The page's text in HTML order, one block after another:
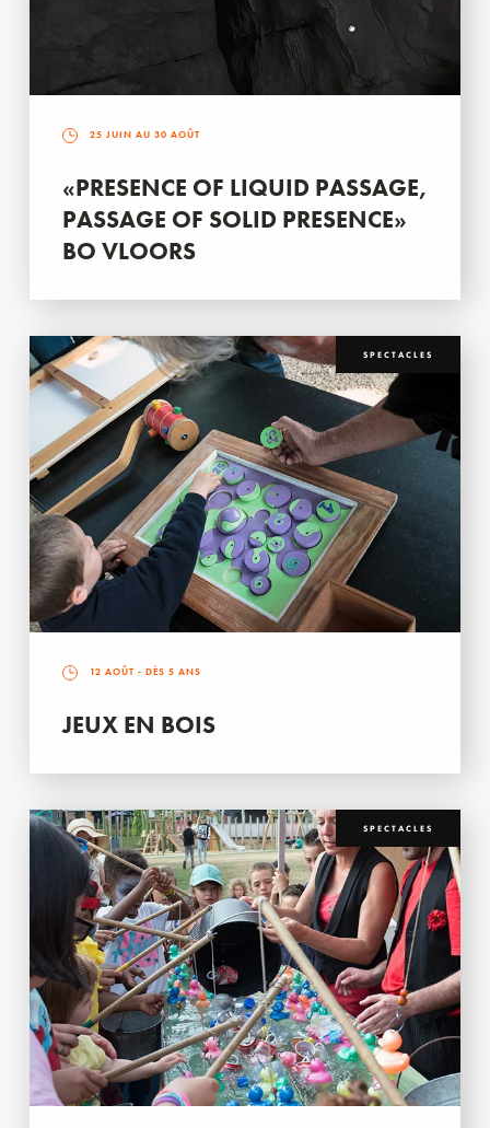
25 JUIN AU 30 AOÛT
«PRESENCE OF LIQUID PASSAGE,
PASSAGE OF SOLID PRESENCE»
BO VLOORS
SPECTACLES
12 AOÛT - DÈS 5 ANS
JEUX EN BOIS
SPECTACLES